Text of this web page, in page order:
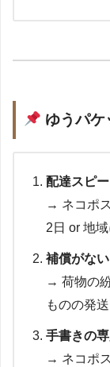
ゆうパケ
配達スピ
→ ネコポ
2日 or 地
補償がない
→ 荷物の
ものの発
手書きの
→ ネコポ